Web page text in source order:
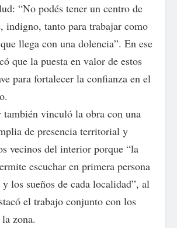
“No podés tener un centro de
indigno, tanto para trabajar como
llega con una dolencia”. En ese
que la puesta en valor de estos
para fortalecer la confianza en el
también vinculó la obra con una
de presencia territorial y
vecinos del interior porque “la
escuchar en primera persona
los sueños de cada localidad”, al
el trabajo conjunto con los
zona.